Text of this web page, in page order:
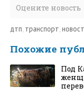
Оцените новость
дтп, транспорт,
Похожие
Под